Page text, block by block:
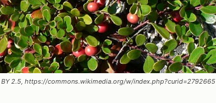
2.5, https://commons.wikimedia.org/w/index.php?curid=2792665